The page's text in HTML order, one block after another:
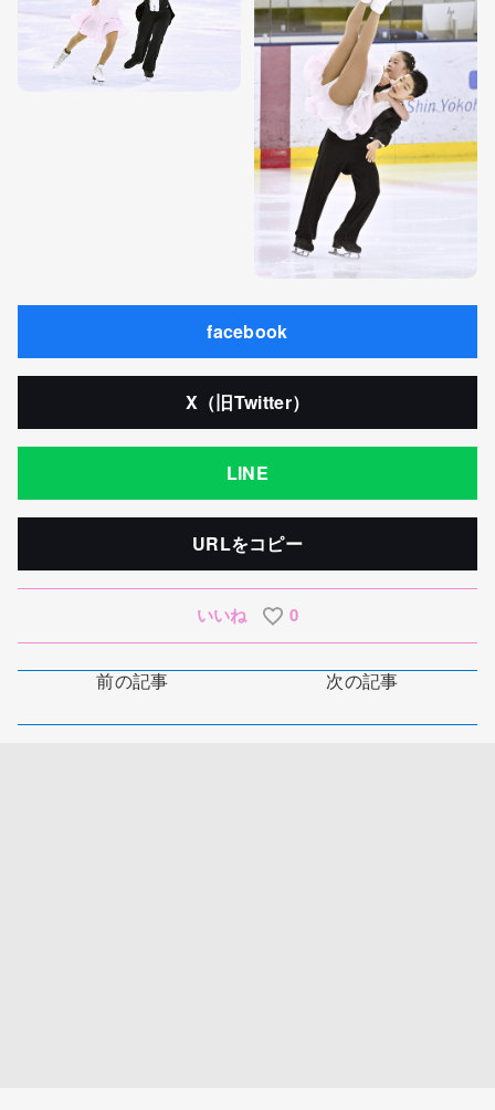
facebook
X（旧Twitter）
LINE
URLをコピー
いいね 0
前の記事 次の記事